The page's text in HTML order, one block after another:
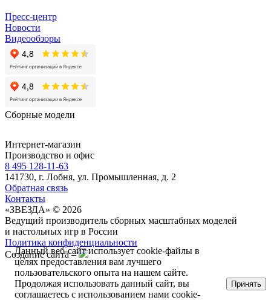
Пресс-центр
Новости
Видеообзоры
Сборные модели
Интернет-магазин
Производство и офис
8 495 128-11-63
141730, г. Лобня, ул. Промышленная, д. 2
Обратная связь
Контакты
«ЗВЕЗДА» © 2026
Ведущий производитель сборных масштабных моделей
и настольных игр в России
Политика конфиденциальности
Создание сайта –
Данный веб-сайт использует cookie-файлы в
целях предоставления вам лучшего
пользовательского опыта на нашем сайте.
Продолжая использовать данный сайт, вы
соглашаетесь с использованием нами cookie-
Принять